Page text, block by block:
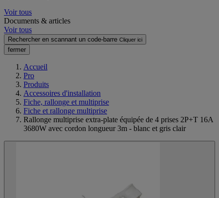
Voir tous
Documents & articles
Voir tous
Rechercher en scannant un code-barre Cliquer ici
fermer
Accueil
Pro
Produits
Accessoires d'installation
Fiche, rallonge et multiprise
Fiche et rallonge multiprise
Rallonge multiprise extra-plate équipée de 4 prises 2P+T 16A
3680W avec cordon longueur 3m - blanc et gris clair